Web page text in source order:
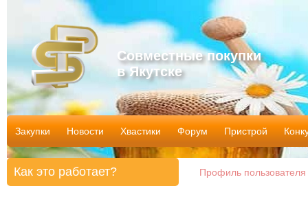
Совместные покупки
в Якутске
Закупки Новости Хвастики Форум Пристрой
Профиль
Как это работает?